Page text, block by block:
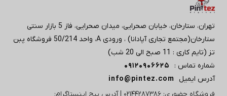
تهران، ستارخان، خیابان صحرایی، میدان صحرایی، فاز 5 بازار سنتی
ستارخان(مجتمع تجاری آپادانا) ، ورودی A، واحد 50/214 فروشگاه پبن
تز (تایم کاری : 11 صبح الی 20 شب)
شماره تماس :
09120906625
آدرس ایمیل
info@pintez.com
فروشگاه حضوری: 02144287386 | آدرس پیج اینستاگرام: